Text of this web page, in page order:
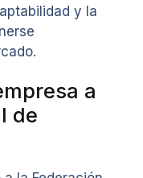
y la
a
de